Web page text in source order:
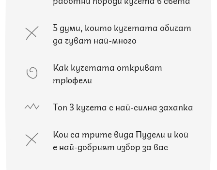
5 думи, които кучетата обичат
да чуват най-много
Как кучетата откриват
трюфели
Топ 3 кучета с най-силна захапка
Кои са трите вида Пудели и кой
е най-добрият избор за вас